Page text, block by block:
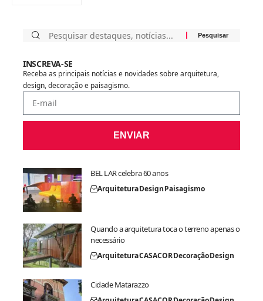
INSCREVA-SE
Receba as principais notícias e novidades sobre arquitetura,
design, decoração e paisagismo.
ENVIAR
BEL LAR celebra 60 anos
ArquiteturaDesignPaisagismo
Quando a arquitetura toca o terreno apenas o
necessário
ArquiteturaCASACORDecoraçãoDesign
Cidade Matarazzo